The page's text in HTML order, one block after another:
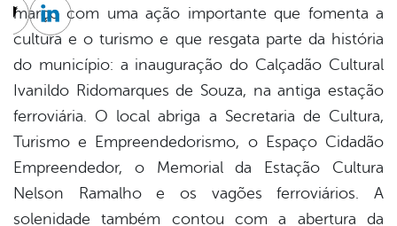
março com uma ação importante que fomenta a
cultura e o turismo e que resgata parte da história
do município: a inauguração do Calçadão Cultural
Ivanildo Ridomarques de Souza, na antiga estação
ferroviária. O local abriga a Secretaria de Cultura,
Turismo e Empreendedorismo, o Espaço Cidadão
Empreendedor, o Memorial da Estação Cultura
Nelson Ramalho e os vagões ferroviários. A
solenidade também contou com a abertura da
Twitter
Linkedin